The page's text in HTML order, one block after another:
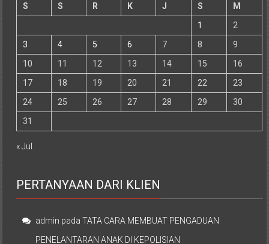
S
S R K J S
M
1
2
3
4 5 6 7 8
9
10
11 12 13 14 15
16
17
18 19 20 21 22
23
24
25 26 27 28 29
30
31
« Jul
PERTANYAAN DARI KLIEN
admin padaTATA CARA MEMBUAT PENGADUAN
PENELANTARAN ANAK DI KEPOLISIAN